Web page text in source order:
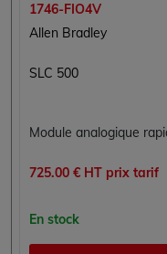
1746-FIO4V
Allen Bradley
SLC 500
725.00 € HT prix tarif
En stock